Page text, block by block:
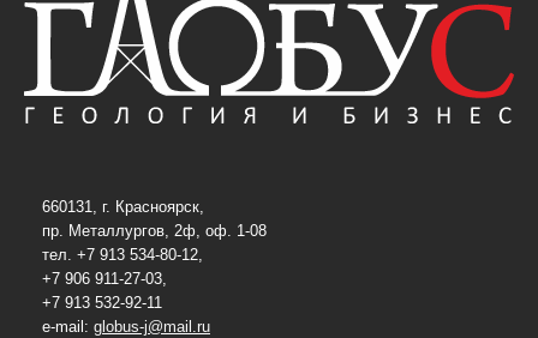
660131, г. Красноярск,
пр. Металлургов, 2ф, оф. 1-08
тел. +7 913 534-80-12,
+7 906 911-27-03,
+7 913 532-92-11
e-mail: globus-j@mail.ru